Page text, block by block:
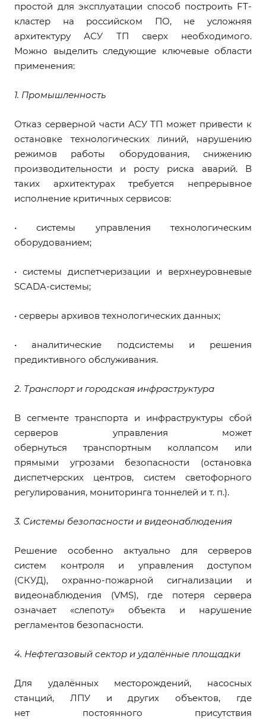
простой для эксплуатации способ построить FT-
кластер на российском ПО, не усложняя
архитектуру АСУ ТП сверх необходимого.
Можно выделить следующие ключевые области
применения:
1. Промышленность
Отказ серверной части АСУ ТП может привести к
остановке технологических линий, нарушению
режимов работы оборудования, снижению
производительности и росту риска аварий. В
таких архитектурах требуется непрерывное
исполнение критичных сервисов:
• системы управления технологическим
оборудованием;
• системы диспетчеризации и верхнеуровневые
SCADA-системы;
• серверы архивов технологических данных;
• аналитические подсистемы и решения
предиктивного обслуживания.
2. Транспорт и городская инфраструктура
В сегменте транспорта и инфраструктуры сбой
серверов управления может
обернуться транспортным коллапсом или
прямыми угрозами безопасности (остановка
диспетчерских центров, систем светофорного
регулирования, мониторинга тоннелей и т. п.).
3. Системы безопасности и видеонаблюдения
Решение особенно актуально для серверов
систем контроля и управления доступом
(СКУД), охранно-пожарной сигнализации и
видеонаблюдения (VMS), где потеря сервера
означает «слепоту» объекта и нарушение
регламентов безопасности.
4. Нефтегазовый сектор и удалённые площадки
Для удалённых месторождений, насосных
станций, ЛПУ и других объектов, где
нет постоянного присутствия